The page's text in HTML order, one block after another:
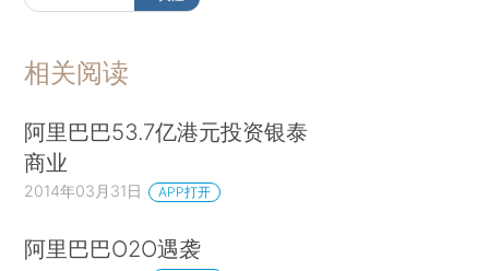
相关阅读
阿里巴巴53.7亿港元投资银泰
商业
2014年03月31日 APP打开
阿里巴巴O2O遇袭